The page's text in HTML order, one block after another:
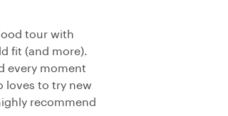
tour with
fit (and more).
every moment
loves to try new
recommend